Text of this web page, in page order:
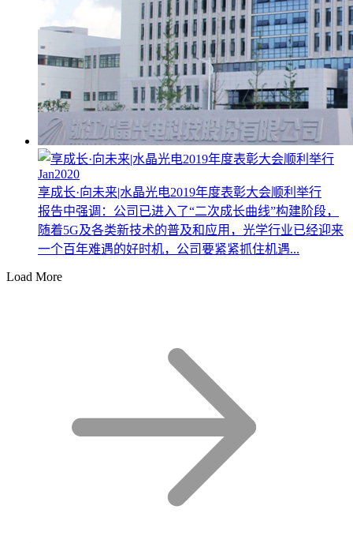
Jan2020
享成长·向未来|水晶光电2019年度表彰大会顺利举行
报告中强调：公司已进入了“二次成长曲线”构建阶段，
随着5G及各类新技术的普及和应用，光学行业已经迎来
一个百年难遇的好时机，公司要紧紧抓住机遇...
Load More